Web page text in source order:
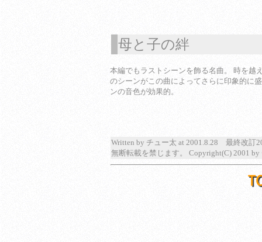
母と子の絆
本編でもラストシーンを飾る名曲。 時を越
のシーンがこの曲によってさらに印象的に
ンの音色が効果的。
Written by チュー太 at 2001.8.28 最終改訂
無断転載を禁じます。 Copyright(C) 2001 by